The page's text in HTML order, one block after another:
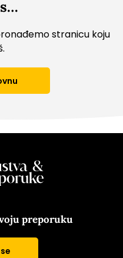
stranicu koju
preporuku